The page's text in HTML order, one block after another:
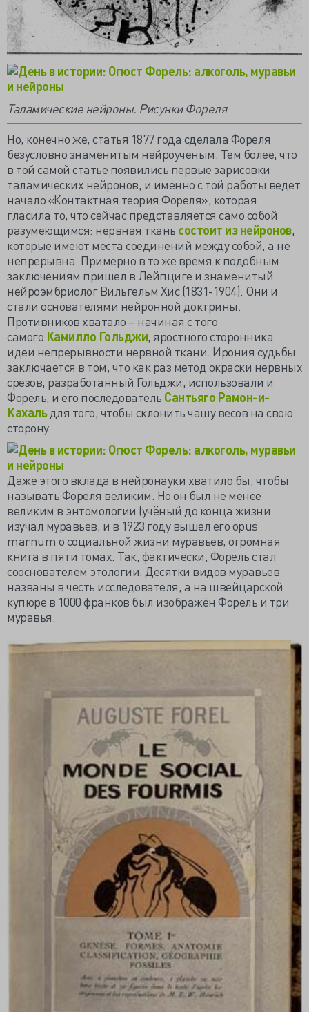
Таламические нейроны. Рисунки Фореля
Но, конечно же, статья 1877 года сделала Фореля
безусловно знаменитым нейроученым. Тем более, что
в той самой статье появились первые зарисовки
таламических нейронов, и именно с той работы ведет
начало «Контактная теория Фореля», которая
гласила то, что сейчас представляется само собой
разумеющимся: нервная ткань состоит из нейронов,
которые имеют места соединений между собой, а не
непрерывна. Примерно в то же время к подобным
заключениям пришел в Лейпциге и знаменитый
нейроэмбриолог Вильгельм Хис (1831-1904). Они и
стали основателями нейронной доктрины.
Противников хватало – начиная с того
самого Камилло Гольджи, яростного сторонника
идеи непрерывности нервной ткани. Ирония судьбы
заключается в том, что как раз метод окраски нервных
срезов, разработанный Гольджи, использовали и
Форель, и его последователь Сантьяго Рамон-и-
Кахальдля того, чтобы склонить чашу весов на свою
сторону.
Даже этого вклада в нейронауки хватило бы, чтобы
называть Фореля великим. Но он был не менее
великим в энтомологии (учёный до конца жизни
изучал муравьев, и в 1923 году вышел его opus
marnum о социальной жизни муравьев, огромная
книга в пяти томах. Так, фактически, Форель стал
сооснователем этологии. Десятки видов муравьев
названы в честь исследователя, а на швейцарской
купюре в 1000 франков был изображён Форель и три
муравья.